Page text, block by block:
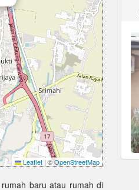
Leaflet | ©OpenStreetMap
baru atau rumah di